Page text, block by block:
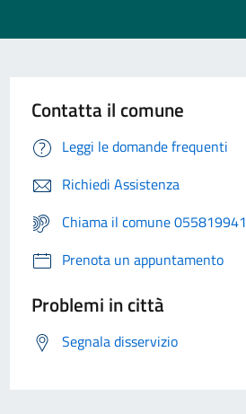
Contatta il comune
Leggi le domande frequenti
Richiedi Assistenza
Chiama il comune 055819941
Prenota un appuntamento
Problemi in città
Segnala disservizio